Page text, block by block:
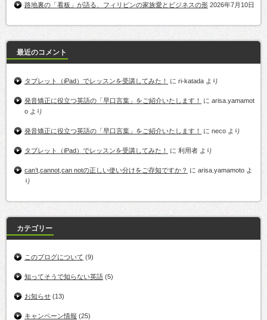
路地裏の「看板」が語る、フィリピンの家族愛とビジネスの形 2026年7月10日
最近のコメント
タブレット（iPad）でレッスンを受講してみた！ に ri-katada より
発音矯正に役立つ英語の「早口言葉」をご紹介いたします！ に arisa.yamamot
o より
発音矯正に役立つ英語の「早口言葉」をご紹介いたします！ に neco より
タブレット（iPad）でレッスンを受講してみた！ に 利用者 より
can’t,cannot,can notの正しい使い分けをご存知ですか？ に arisa.yamamoto よ
り
カテゴリー
このブログについて (9)
知ってそうで知らない英語 (5)
お知らせ (13)
キャンペーン情報 (25)